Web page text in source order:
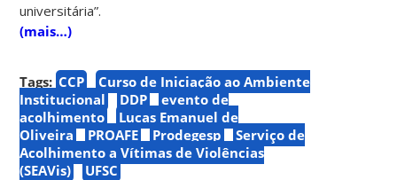
universitária”.
(mais…)
Tags: CCP
Curso de Iniciação ao Ambiente
Institucional
DDP
evento de
acolhimento
Lucas Emanuel de
Oliveira
PROAFE Prodegesp
Serviço de
Acolhimento a Vítimas de Violências
(SEAVis)
UFSC